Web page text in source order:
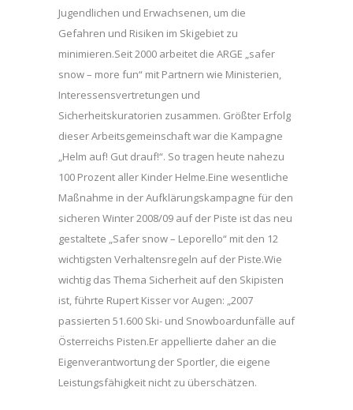
Jugendlichen und Erwachsenen, um die
Gefahren und Risiken im Skigebiet zu
minimieren.Seit 2000 arbeitet die ARGE „safer
snow – more fun“ mit Partnern wie Ministerien,
Interessensvertretungen und
Sicherheitskuratorien zusammen. Größter Erfolg
dieser Arbeitsgemeinschaft war die Kampagne
„Helm auf! Gut drauf!“. So tragen heute nahezu
100 Prozent aller Kinder Helme.Eine wesentliche
Maßnahme in der Aufklärungskampagne für den
sicheren Winter 2008/09 auf der Piste ist das neu
gestaltete „Safer snow – Leporello“ mit den 12
wichtigsten Verhaltensregeln auf der Piste.Wie
wichtig das Thema Sicherheit auf den Skipisten
ist, führte Rupert Kisser vor Augen: „2007
passierten 51.600 Ski- und Snowboardunfälle auf
Österreichs Pisten.Er appellierte daher an die
Eigenverantwortung der Sportler, die eigene
Leistungsfähigkeit nicht zu überschätzen.